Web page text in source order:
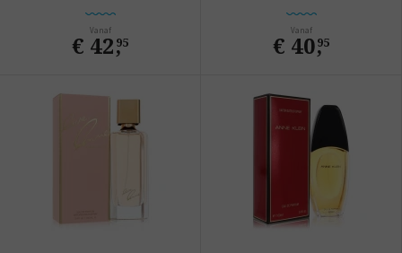
Vanaf
€ 42,
95
Vanaf
€ 40,
95